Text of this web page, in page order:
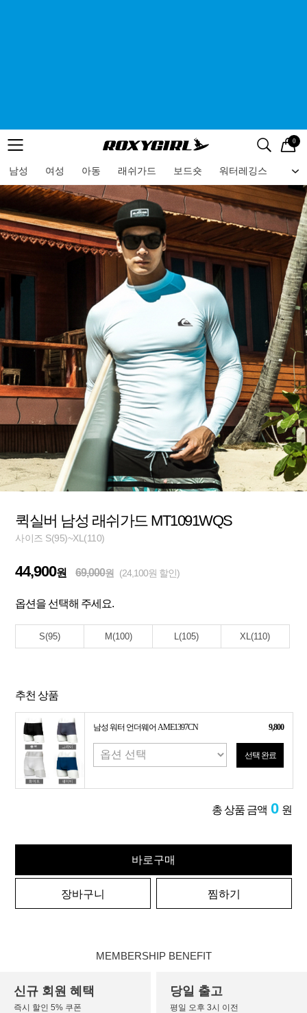
메뉴 검색
로고 0
남성 여성 아동 래쉬가드 보드숏 워터레깅스 비
메뉴
퀵실버 남성 래쉬가드 MT1091WQS
사이즈 S(95)~XL(110)
44,900원 69,000원 (24,100원 할인)
옵션을 선택해 주세요.
S(95) M(100) L(105) XL(110)
추천 상품
남성 워터 언더웨어 AME1397CN 9,800
선택 완료
총 상품 금액 0 원
바로구매
장바구니 찜하기
MEMBERSHIP BENEFIT
신규 회원 혜택
즉시 할인 5% 쿠폰
당일 출고
평일 오후 3시 이전